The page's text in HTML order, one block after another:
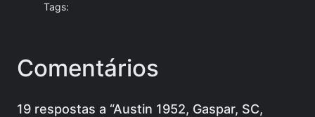
Tags:
Comentários
19 respostas a “Austin 1952, Gaspar, SC,